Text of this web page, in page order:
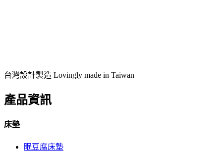
台灣設計製造 Lovingly made in Taiwan
產品資訊
床墊
眠豆腐床墊